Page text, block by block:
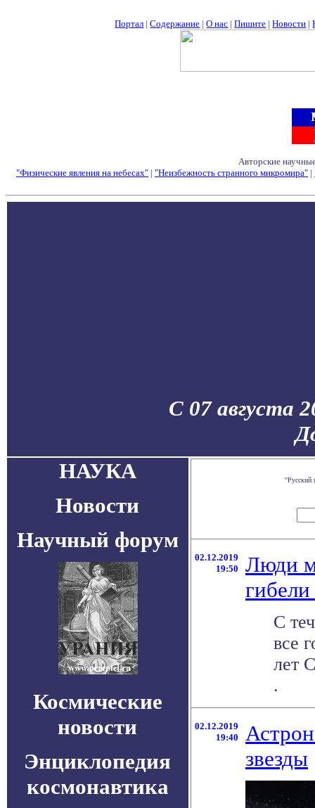
Портал |Содержание |О нас |Пишите |Новости |
Авторские
"Физические явления на небесах" | "Неизбежность странного микромира" |
С 07 августа
НАУКА
Новости
Научный форум
Космические
новости
Энциклопедия
космонавтика
"Русский
02.12.2019
19:50
Люди
С
все
лет
.
02.12.2019
19:40
звезды